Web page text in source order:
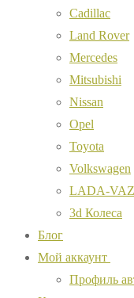
Cadillac
Land Rover
Mercedes
Mitsubishi
Nissan
Opel
Toyota
Volkswagen
LADA-
3d Колеса
Блог
Мой аккаунт
Профиль